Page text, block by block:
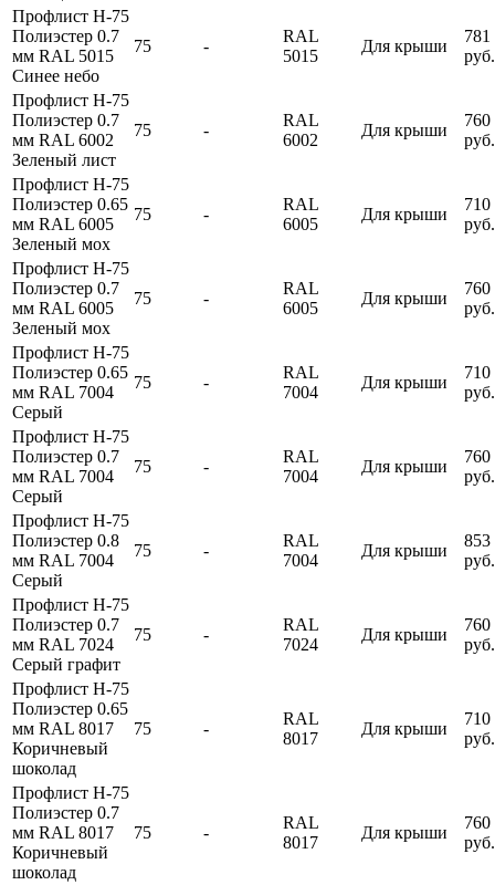
Профлист Н-75
Полиэстер 0.7
мм RAL 5015
Синее небо
75 -
RAL
5015
Для крыши
781
руб.
Профлист Н-75
Полиэстер 0.7
мм RAL 6002
Зеленый лист
75 -
RAL
6002
Для крыши
760
руб.
Профлист Н-75
Полиэстер 0.65
мм RAL 6005
Зеленый мох
75 -
RAL
6005
Для крыши
710
руб.
Профлист Н-75
Полиэстер 0.7
мм RAL 6005
Зеленый мох
75 -
RAL
6005
Для крыши
760
руб.
Профлист Н-75
Полиэстер 0.65
мм RAL 7004
Серый
75 -
RAL
7004
Для крыши
710
руб.
Профлист Н-75
Полиэстер 0.7
мм RAL 7004
Серый
75 -
RAL
7004
Для крыши
760
руб.
Профлист Н-75
Полиэстер 0.8
мм RAL 7004
Серый
75 -
RAL
7004
Для крыши
853
руб.
Профлист Н-75
Полиэстер 0.7
мм RAL 7024
Серый графит
75 -
RAL
7024
Для крыши
760
руб.
Профлист Н-75
Полиэстер 0.65
мм RAL 8017
Коричневый
шоколад
75 -
RAL
8017
Для крыши
710
руб.
Профлист Н-75
Полиэстер 0.7
мм RAL 8017
Коричневый
шоколад
75 -
RAL
8017
Для крыши
760
руб.